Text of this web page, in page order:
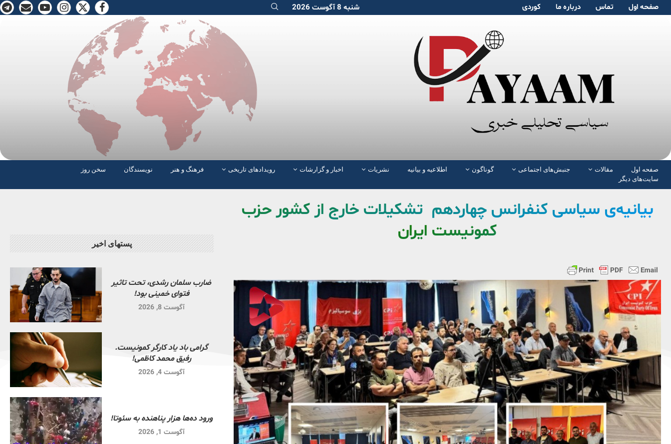
صفحە اول تماس دربارە ما کوردی شنبه 8 آگوست 2026
صفحە اول مقالات جنبش‌های اجتماعی گوناگون اطلاعیه و بیانیه نشریات اخبار و گزارشات رویدادهای تاریخی فرهنگ و هنر نویسندگان
سخن روز
سایت‌های دیگر
بیانیه‌ی سیاسی کنفرانس چهاردهم تشکیلات خارج از کشور حزب
کمونیست ایران
پستهای اخیر
ضارب سلمان رشدی، تحت تاثیر
فتوای خمینی بود!
آگوست 8, 2026
گرامی باد یاد کارگر کمونیست.
رفیق محمد کاظمی!
آگوست 4, 2026
ورود ده‌ها هزار پناهنده به سئوتا!
آگوست 1, 2026